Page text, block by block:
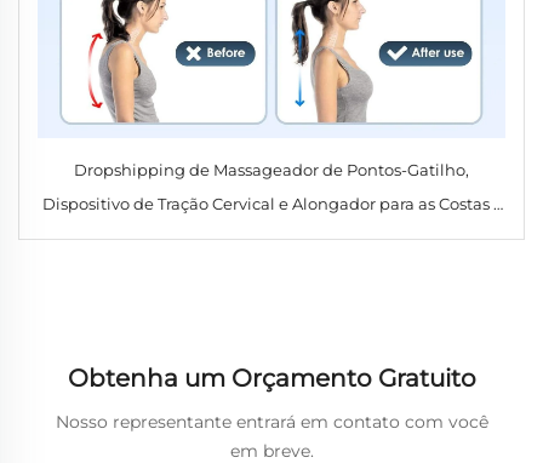
Dropshipping de Massageador de Pontos-Gatilho,
Dispositivo de Tração Cervical e Alongador para as Costas –
Alívio da Dor na Articulação Temporomandibular e da
Obtenha um Orçamento Gratuito
Nosso representante entrará em contato com você
em breve.